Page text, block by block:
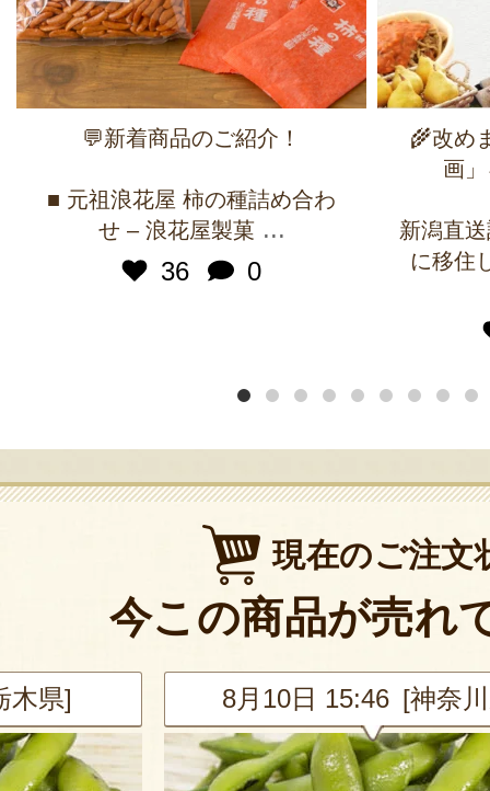
💬新着商品のご紹介！
■ 元祖浪花屋 柿の種詰め合わ
せ – 浪花屋製菓 ...
36
0
🌾改め
画
新潟直
に移住
現在のご注文
今この商品が売れ
木県] 8月10日 15:46 [神奈